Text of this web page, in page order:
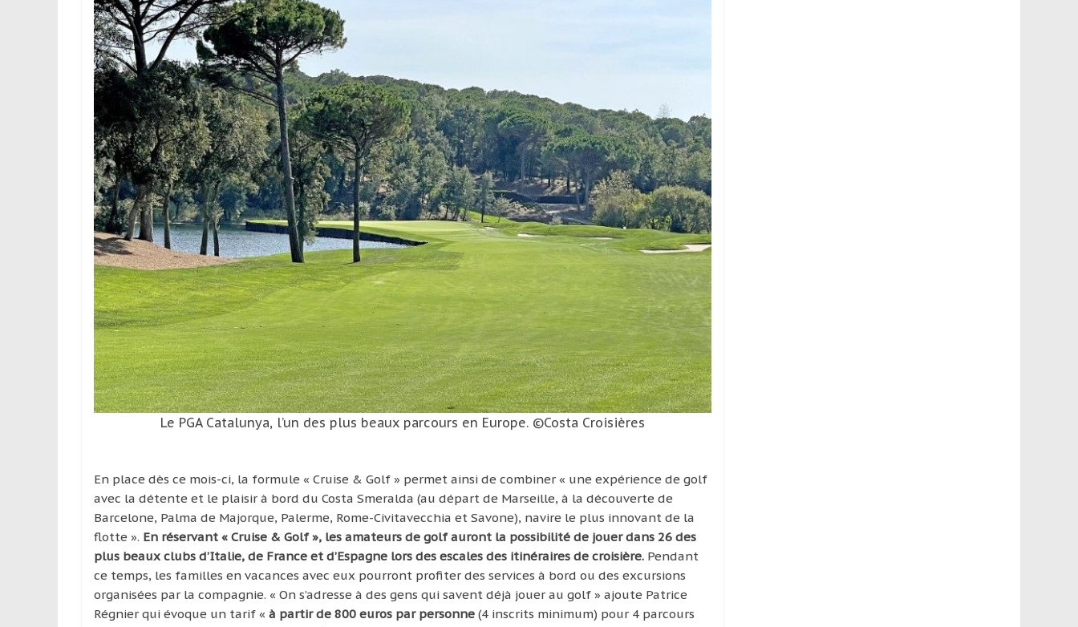
Le PGA Catalunya, l’un des plus beaux parcours en Europe. ©Costa Croisières
En place dès ce mois-ci, la formule « Cruise & Golf » permet ainsi de combiner « une expérience de golf
avec la détente et le plaisir à bord du Costa Smeralda (au départ de Marseille, à la découverte de
Barcelone, Palma de Majorque, Palerme, Rome-Civitavecchia et Savone), navire le plus innovant de la
flotte ». En réservant « Cruise & Golf », les amateurs de golf auront la possibilité de jouer dans 26 des
plus beaux clubs d’Italie, de France et d’Espagne lors des escales des itinéraires de croisière. Pendant
ce temps, les familles en vacances avec eux pourront profiter des services à bord ou des excursions
organisées par la compagnie. « On s’adresse à des gens qui savent déjà jouer au golf » ajoute Patrice
Régnier qui évoque un tarif « à partir de 800 euros par personne (4 inscrits minimum) pour 4 parcours